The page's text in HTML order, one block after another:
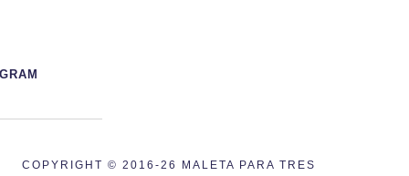
COPYRIGHT © 2016-26 MALETA PARA TRES